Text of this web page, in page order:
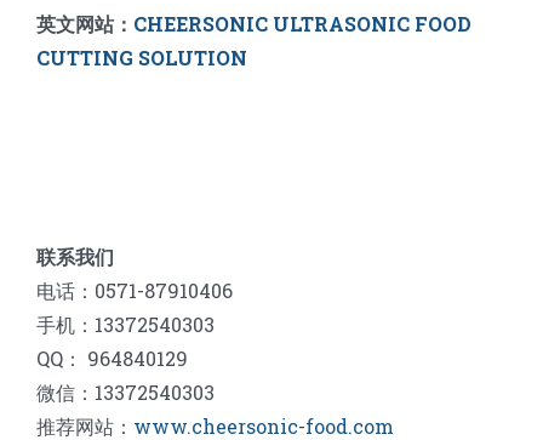
英文网站： CHEERSONIC ULTRASONIC FOOD
CUTTING SOLUTION
联系我们
电话：0571-87910406
手机：13372540303
QQ： 964840129
微信：13372540303
推荐网站： www.cheersonic-food.com